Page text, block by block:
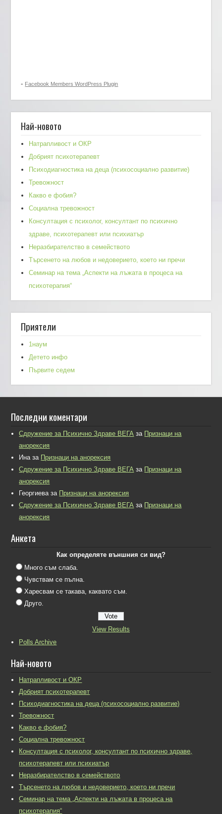
- Facebook Members WordPress Plugin
Най-новото
Натрапливост и ОКР
Добрият психотерапевт
Психодиагностика на деца (психосоциално развитие)
Тревожност
Какво е фобия?
Социална тревожност
Консултация с психолог, консултант по психично
здраве, психотерапевт или психиатър
Неразбирателство в семейството
Търсенето на любов и недоверието, което ни пречи
Семинар на тема „Аспекти на лъжата в процеса на
психотерапия“
Приятели
1наум
Детето инфо
Първите седем
Последни коментари
Сдружение за Психично Здраве ВЕГА за Признаци на
анорексия
Иназа Признаци на анорексия
Сдружение за Психично Здраве ВЕГА за Признаци на
анорексия
Георгиеваза Признаци на анорексия
Сдружение за Психично Здраве ВЕГА за Признаци на
анорексия
Анкета
Как определяте външния си вид?
Много съм слаба.
Чувствам се пълна.
Харесвам се такава, каквато съм.
Друго.
View Results
Polls Archive
Най-новото
Натрапливост и ОКР
Добрият психотерапевт
Психодиагностика на деца (психосоциално развитие)
Тревожност
Какво е фобия?
Социална тревожност
Консултация с психолог, консултант по психично здраве,
психотерапевт или психиатър
Неразбирателство в семейството
Търсенето на любов и недоверието, което ни пречи
Семинар на тема „Аспекти на лъжата в процеса на
психотерапия“